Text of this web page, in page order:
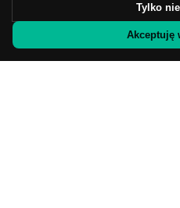
Sosnowiec
Gliwice
Tylko
Akceptuję